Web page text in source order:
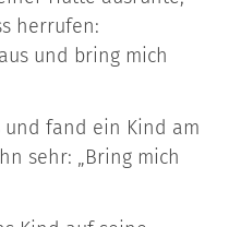
herrufen:
und bring mich
und fand ein Kind am
sehr: „Bring mich